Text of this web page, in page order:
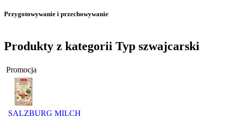
Przygotowywanie i przechowywanie
Produkty z kategorii Typ szwajcarski
Promocja
SALZBURG MILCH